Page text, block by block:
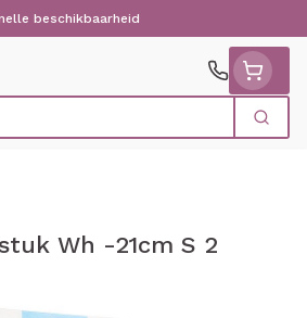
beschikbaarheid
Zoek
Wh -21cm S 2